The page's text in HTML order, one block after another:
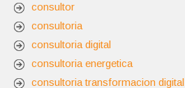
consultor
consultoria
consultoria digital
consultoria energetica
consultoria transformacion digital